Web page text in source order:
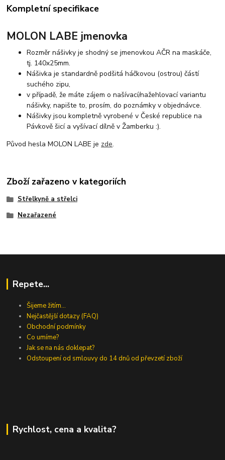
Kompletní specifikace
MOLON LABE jmenovka
Rozměr nášivky je shodný se jmenovkou AČR na maskáče,
tj. 140x25mm.
Nášivka je standardně podšitá háčkovou (ostrou) částí
suchého zipu,
v případě, že máte zájem o našívací/nažehlovací variantu
nášivky, napište to, prosím, do poznámky v objednávce.
Nášivky jsou kompletně vyrobené v České republice na
Pávkově šicí a vyšívací dílně v Žamberku :).
Původ hesla MOLON LABE je zde.
Zboží zařazeno v kategoriích
Střelkyně a střelci
Nezařazené
Repete...
Šijeme žitím...
Nejčastější dotazy (FAQ)
Obchodní podmínky
Co umíme?
Jak se na nás doklepat?
Odstoupení od smlouvy do 14 dnů od převzetí zboží
Rychlost, cena a kvalita?